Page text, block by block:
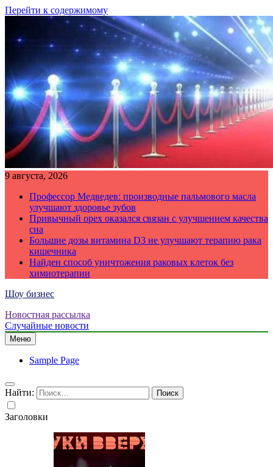
Перейти к содержимому
9 августа, 2026
Профессор Медведев: производные пальмового масла
улучшают здоровье зубов
Привычный орех оказался связан с улучшением качества
сна
Большие дозы витамина D3 не улучшают терапию рака
кишечника
Найден способ уничтожения раковых клеток без
химиотерапии
Шоу бизнес
Новостная рассылка
Случайные новости
Меню
Sample Page
Найти:
Заголовки